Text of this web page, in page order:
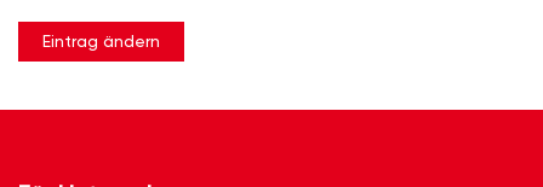
Eintrag ändern